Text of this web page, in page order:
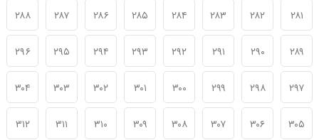
۲۸۱ ۲۸۲ ۲۸۳ ۲۸۴ ۲۸۵ ۲۸۶ ۲۸۷ ۲۸۸
۲۸۹ ۲۹۰ ۲۹۱ ۲۹۲ ۲۹۳ ۲۹۴ ۲۹۵ ۲۹۶
۲۹۷ ۲۹۸ ۲۹۹ ۳۰۰ ۳۰۱ ۳۰۲ ۳۰۳ ۳۰۴
۳۰۵ ۳۰۶ ۳۰۷ ۳۰۸ ۳۰۹ ۳۱۰ ۳۱۱ ۳۱۲